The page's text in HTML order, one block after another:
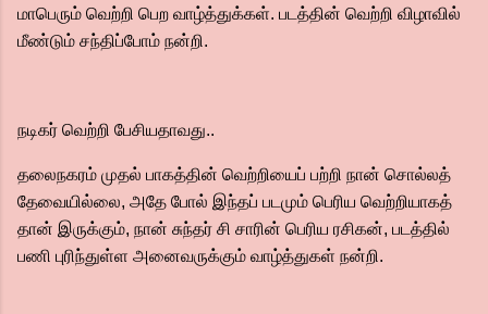
மாபெரும் வெற்றி பெற வாழ்த்துக்கள். படத்தின் வெற்றி விழாவில்
மீண்டும் சந்திப்போம் நன்றி.
நடிகர் வெற்றி பேசியதாவது..
தலைநகரம் முதல் பாகத்தின் வெற்றியைப் பற்றி நான் சொல்லத்
தேவையில்லை, அதே போல் இந்தப் படமும் பெரிய வெற்றியாகத்
தான் இருக்கும், நான் சுந்தர் சி சாரின் பெரிய ரசிகன், படத்தில்
பணி புரிந்துள்ள அனைவருக்கும் வாழ்த்துகள் நன்றி.